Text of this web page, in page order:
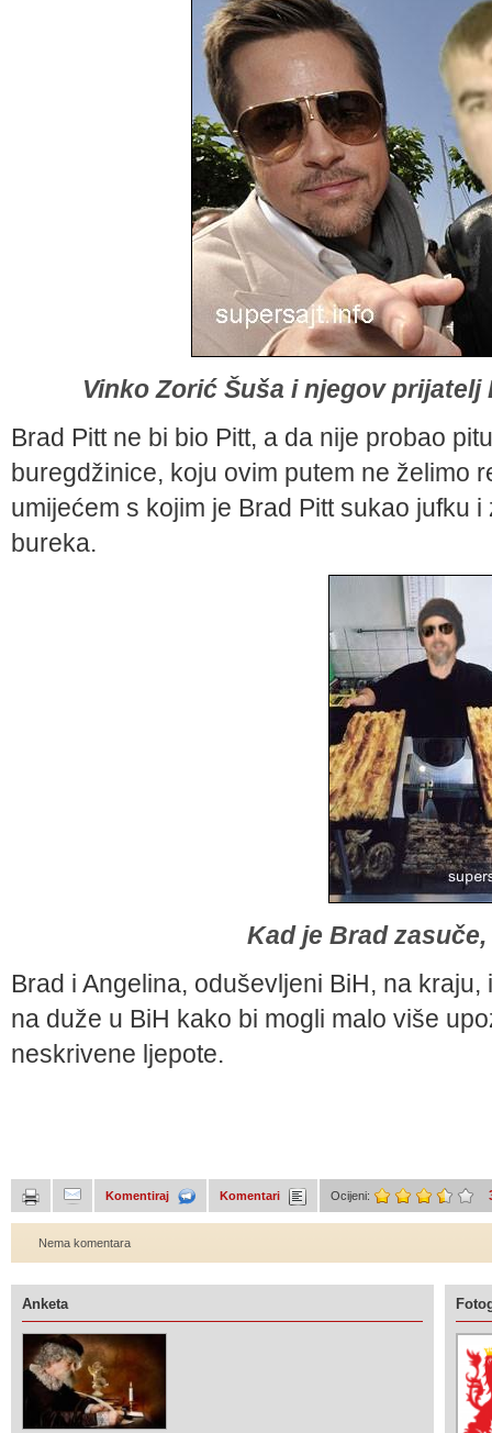
Vinko Zorić Šuša i njegov
Brad Pitt ne bi bio Pitt, a da nije probao
buregdžinice, koju ovim putem ne želimo
umijećem s kojim je Brad Pitt sukao jufku
bureka.
Kad je Brad
Brad i Angelina, oduševljeni BiH, na
na duže u BiH kako bi mogli malo više
neskrivene ljepote.
Komentiraj Komentari Ocijeni:
Nema komentara
Anketa